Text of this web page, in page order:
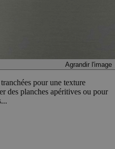
Agrandir l'image
pour une texture
des planches apéritives ou pour